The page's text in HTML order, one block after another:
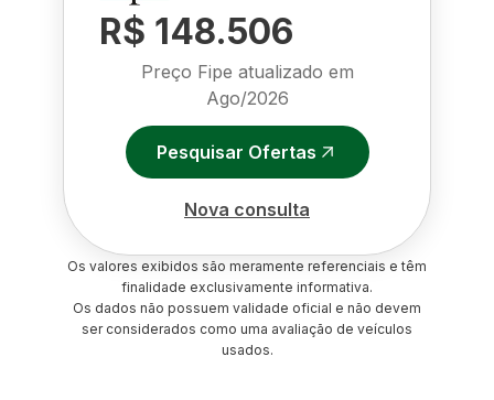
R$ 148.506
Preço Fipe atualizado em
Ago/2026
Pesquisar Ofertas
Nova consulta
Os valores exibidos são meramente referenciais e têm
finalidade exclusivamente informativa.
Os dados não possuem validade oficial e não devem
ser considerados como uma avaliação de veículos
usados.